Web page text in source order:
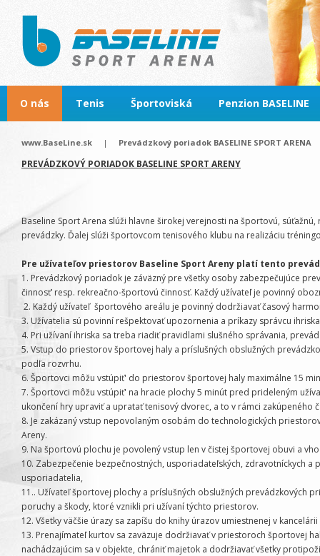
O nás Tenis Športoviská Penzion BASELINE
www.BaseLine.sk | Prevádzkový poriadok BASELINE SPORT ARENA
PREVÁDZKOVÝ PORIADOK BASELINE SPORT ARENY
Baseline Sport Arena slúži hlavne širokej verejnosti na športovú,
prevádzky. Ďalej slúži športovcom tenisového klubu na realizáciu
Pre užívateľov priestorov Baseline Sport Areny platí tento
1. Prevádzkový poriadok je záväzný pre všetky osoby zabezpečujúce
činnosť‘ resp. rekreačno-športovú činnosť. Každý užívateľ je povinný
2. Každý užívateľ športového areálu je povinný dodržiavať časový
3. Užívatelia sú povinní rešpektovať upozornenia a príkazy správcu
4. Pri užívaní ihriska sa treba riadiť pravidlami slušného správania,
5. Vstup do priestorov športovej haly a príslušných obslužných
podľa rozvrhu.
6. Športovci môžu vstúpiť' do priestorov športovej haly maximálne 15
7. Športovci môžu vstúpiť' na hracie plochy 5 minút pred prideleným
ukončení hry upraviť a upratať tenisový dvorec, a to v rámci zakúpeného
8. Je zakázaný vstup nepovolaným osobám do technologických
Areny.
9. Na športovú plochu je povolený vstup len v čistej športovej obuvi a
10. Zabezpečenie bezpečnostných, usporiadateľských, zdravotníckych
usporiadatelia,
11.. Užívateľ športovej plochy a príslušných obslužných prevádzkových
poruchy a škody, ktoré vznikli pri užívaní týchto priestorov.
12. Všetky väčšie úrazy sa zapíšu do knihy úrazov umiestnenej v
13. Prenajímateľ kurtov sa zaväzuje dodržiavať v priestoroch športovej
nachádzajúcim sa v objekte, chrániť majetok a dodržiavať všetky